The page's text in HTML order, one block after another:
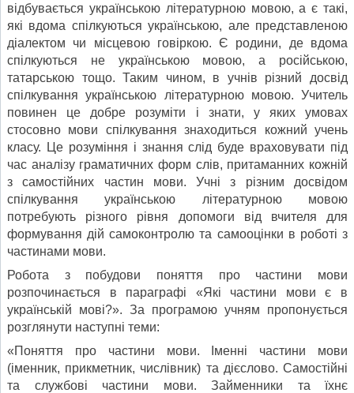
відбувається українською літературною мовою, а є такі,
які вдома спілкуються українською, але представленою
діалектом чи місцевою говіркою. Є родини, де вдома
спілкуються не українською мовою, а російською,
татарською тощо. Таким чином, в учнів різний досвід
спілкування українською літературною мовою. Учитель
повинен це добре розуміти і знати, у яких умовах
стосовно мови спілкування знаходиться кожний учень
класу. Це розуміння і знання слід буде враховувати під
час аналізу граматичних форм слів, притаманних кожній
з самостійних частин мови. Учні з різним досвідом
спілкування українською літературною мовою
потребують різного рівня допомоги від вчителя для
формування дій самоконтролю та самооцінки в роботі з
частинами мови.
Робота з побудови поняття про частини мови
розпочинається в параграфі «Які частини мови є в
українській мові?». За програмою учням пропонується
розглянути наступні теми:
«Поняття про частини мови. Іменні частини мови
(іменник, прикметник, числівник) та дієслово. Самостійні
та службові частини мови. Займенники та їхнє